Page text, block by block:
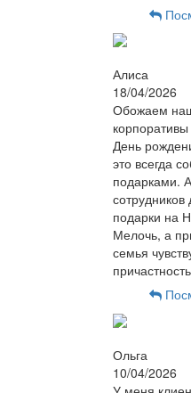
Алиса
18/04/2026
Обожаем
День
это всегда
подарками.
сотрудников
подарки на
Мелочь, а
семья
причастность
Ольга
10/04/2026